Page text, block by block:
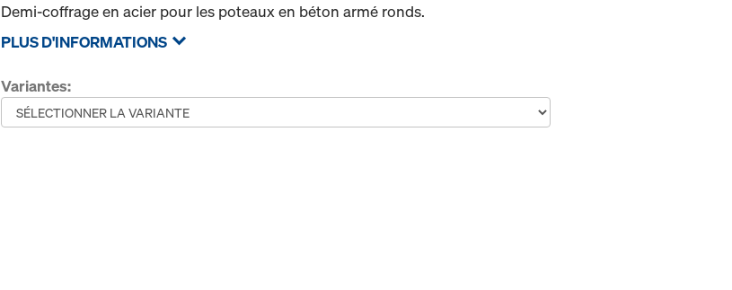
Demi-coffrage en acier pour les poteaux en béton armé ronds.
PLUS D'INFORMATIONS
Variantes: